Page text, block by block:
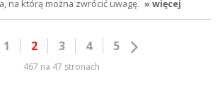
na którą można zwrócić uwagę. » więcej
1 2 3 4 5
467 na 47 stronach